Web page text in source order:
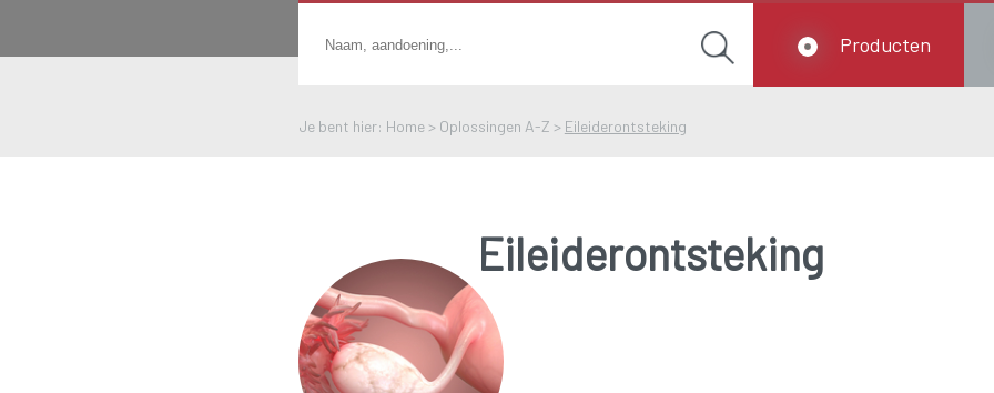
Je bent hier: Home > Oplossingen A-Z > Eileiderontsteking
Producten
Eileiderontsteking